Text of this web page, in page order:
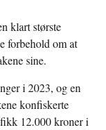
klart største
forbehold om at
sine.
i 2023, og en
konfiskerte
12.000 kroner i